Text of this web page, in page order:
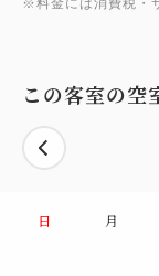
この客室の空
日 月